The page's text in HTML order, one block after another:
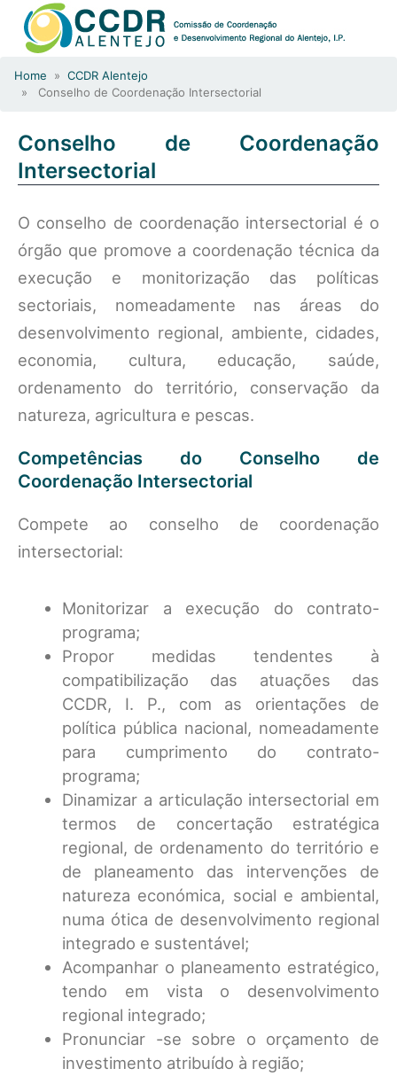
Home » CCDR Alentejo
» Conselho de Coordenação Intersectorial
Conselho de Coordenação
Intersectorial
O conselho de coordenação intersectorial é o
órgão que promove a coordenação técnica da
execução e monitorização das políticas
sectoriais, nomeadamente nas áreas do
desenvolvimento regional, ambiente, cidades,
economia, cultura, educação, saúde,
ordenamento do território, conservação da
natureza, agricultura e pescas.
Competências do Conselho de
Coordenação Intersectorial
Compete ao conselho de coordenação
intersectorial:
Monitorizar a execução do contrato-
programa;
Propor medidas tendentes à
compatibilização das atuações das
CCDR, I. P., com as orientações de
política pública nacional, nomeadamente
para cumprimento do contrato-
programa;
Dinamizar a articulação intersectorial em
termos de concertação estratégica
regional, de ordenamento do território e
de planeamento das intervenções de
natureza económica, social e ambiental,
numa ótica de desenvolvimento regional
integrado e sustentável;
Acompanhar o planeamento estratégico,
tendo em vista o desenvolvimento
regional integrado;
Pronunciar -se sobre o orçamento de
investimento atribuído à região;